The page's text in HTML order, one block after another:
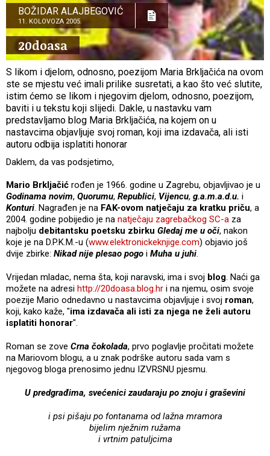
BOŽIDAR ALAJBEGOVIĆ
11. KOLOVOZA 2005.
20doasa
S likom i djelom, odnosno, poezijom Maria Brkljačića na ovom
ste se mjestu već imali prilike susretati, a kao što već slutite,
istim ćemo se likom i njegovim djelom, odnosno, poezijom,
baviti i u tekstu koji slijedi. Dakle, u nastavku vam
predstavljamo blog Maria Brkljačića, na kojem on u
nastavcima objavljuje svoj roman, koji ima izdavača, ali isti
autoru odbija isplatiti honorar
Daklem, da vas podsjetimo,
Mario Brkljačić rođen je 1966. godine u Zagrebu, objavljivao je u
Godinama novim, Quorumu, Republici, Vijencu, g.a.m.a.d.u. i
Konturi. Nagrađen je na FAK-ovom natječaju za kratku priču, a
2004. godine pobijedio je na natječaju zagrebačkog SC-a za
najbolju debitantsku poetsku zbirku Gledaj me u oči, nakon
koje je na D.P.K.M.-u (www.elektronickeknjige.com) objavio još
dvije zbirke: Nikad nije plesao pogo i Muha u juhi.
Vrijedan mladac, nema šta, koji naravski, ima i svoj blog. Naći ga
možete na adresi http://20doasa.blog.hr i na njemu, osim svoje
poezije Mario odnedavno u nastavcima objavljuje i svoj roman,
koji, kako kaže, "ima izdavača ali isti za njega ne želi autoru
isplatiti honorar".
Roman se zove Crna čokolada, prvo poglavlje pročitati možete
na Mariovom blogu, a u znak podrške autoru sada vam s
njegovog bloga prenosimo jednu IZVRSNU pjesmu.
U predgrađima, svećenici zaudaraju po znoju i graševini
i psi pišaju po fontanama od lažna mramora
bijelim nježnim ružama
i vrtnim patuljcima